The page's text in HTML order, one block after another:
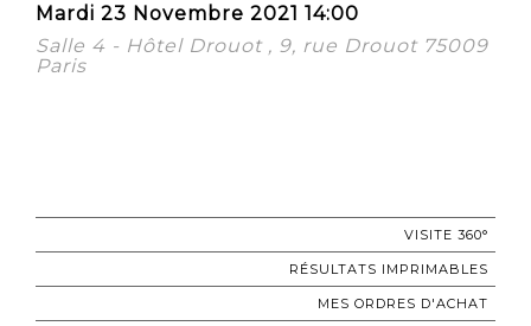
Mardi 23 Novembre 2021 14:00
Salle 4 - Hôtel Drouot , 9, rue Drouot 75009
Paris
VISITE 360°
RÉSULTATS IMPRIMABLES
MES ORDRES D'ACHAT